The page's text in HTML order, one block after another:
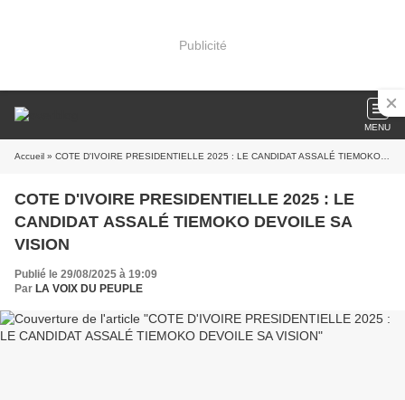
Publicité
MENU
Accueil » COTE D'IVOIRE PRESIDENTIELLE 2025 : LE CANDIDAT ASSALÉ TIEMOKO DEVOILE SA VISION
COTE D'IVOIRE PRESIDENTIELLE 2025 : LE
CANDIDAT ASSALÉ TIEMOKO DEVOILE SA
VISION
Publié le 29/08/2025 à 19:09
Par LA VOIX DU PEUPLE